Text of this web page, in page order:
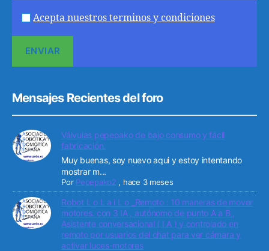
Acepta nuestros terminos y condiciones
Mensajes Recientes del foro
Válvulas pepepako de bajo consumo y fácil
fabricación.
Muy buenas, soy nuevo aqui y estoy intentando
mostrar m...
Por Pepepako2 , hace 3 meses
Robot L o L a i L o _Remoto : 10 maneras de mover
motores. con 3 IA , autónomo de punto A a B ,
Asistente conversacional ( I A ) y controlado en
remoto por usuarios del chat para ver cámara y
activar luces-motores